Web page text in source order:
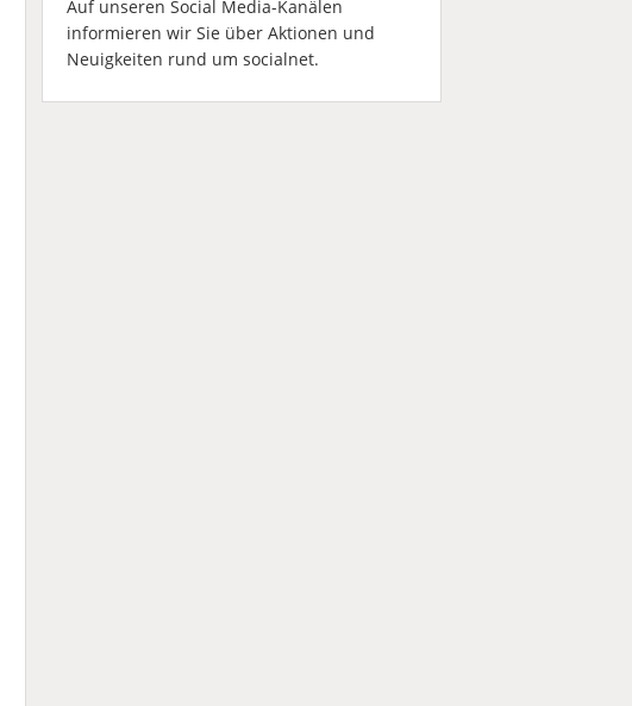
Auf unseren Social Media-Kanälen
informieren wir Sie über Aktionen und
Neuigkeiten rund um socialnet.